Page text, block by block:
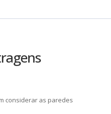
considerar as paredes